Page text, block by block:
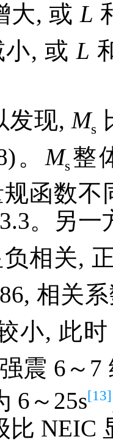
大, 或 L
小, 或L
发现,Ms
。 Ms 整
函数
。另
相关,
相关
小, 此
震 6～
6～25s[13]
比 NEIC